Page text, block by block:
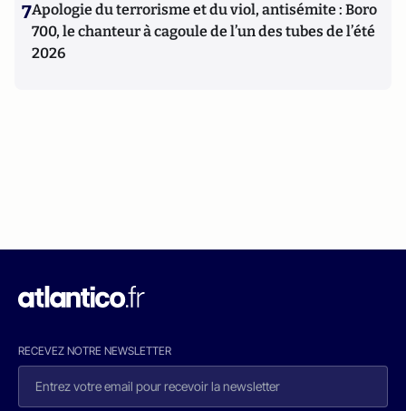
7Apologie du terrorisme et du viol, antisémite : Boro
700, le chanteur à cagoule de l’un des tubes de l’été
2026
RECEVEZ NOTRE NEWSLETTER